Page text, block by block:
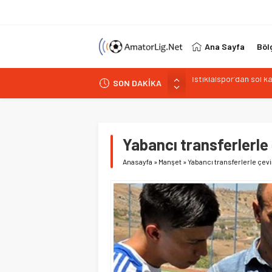
Ana Sayfa
SON DAKİKA
Paşabahçespor’da
İstanbul Gençlerbirliği
Kuzeyin Kaplanları
İstiklalspor’dan sol
Yabancı
Anasayfa » Manşet »Yabancı transferlerle